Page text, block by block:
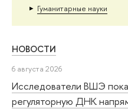
Гуманитарные науки
НОВОСТИ
6 августа 2026
Исследователи ВШЭ
регуляторную ДНК